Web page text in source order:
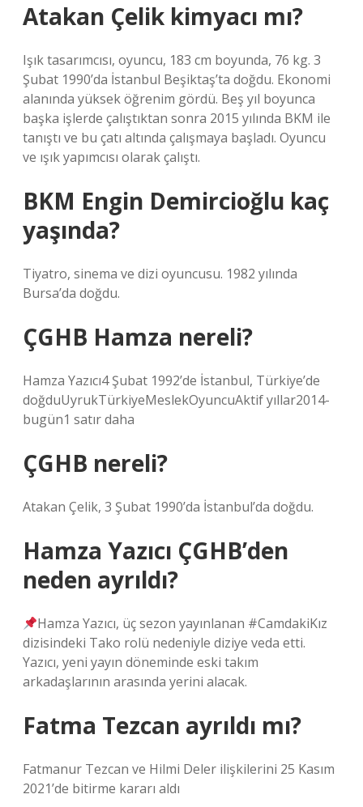
Atakan Çelik kimyacı mı?
Işık tasarımcısı, oyuncu, 183 cm boyunda, 76 kg. 3
Şubat 1990’da İstanbul Beşiktaş’ta doğdu. Ekonomi
alanında yüksek öğrenim gördü. Beş yıl boyunca
başka işlerde çalıştıktan sonra 2015 yılında BKM ile
tanıştı ve bu çatı altında çalışmaya başladı. Oyuncu
ve ışık yapımcısı olarak çalıştı.
BKM Engin Demircioğlu kaç
yaşında?
Tiyatro, sinema ve dizi oyuncusu. 1982 yılında
Bursa’da doğdu.
ÇGHB Hamza nereli?
Hamza Yazıcı4 Şubat 1992’de İstanbul, Türkiye’de
doğduUyrukTürkiyeMeslekOyuncuAktif yıllar2014-
bugün1 satır daha
ÇGHB nereli?
Atakan Çelik, 3 Şubat 1990’da İstanbul’da doğdu.
Hamza Yazıcı ÇGHB’den
neden ayrıldı?
Hamza Yazıcı, üç sezon yayınlanan #CamdakiKız
dizisindeki Tako rolü nedeniyle diziye veda etti.
Yazıcı, yeni yayın döneminde eski takım
arkadaşlarının arasında yerini alacak.
Fatma Tezcan ayrıldı mı?
Fatmanur Tezcan ve Hilmi Deler ilişkilerini 25 Kasım
2021’de bitirme kararı aldı